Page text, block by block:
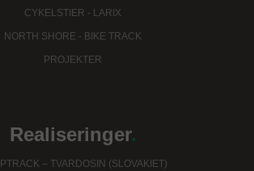
CYKELSTIER - LARIX
NORTH SHORE - BIKE TRACK
PROJEKTER
Realiseringer.
– TVARDOSIN (SLOVAKIET)